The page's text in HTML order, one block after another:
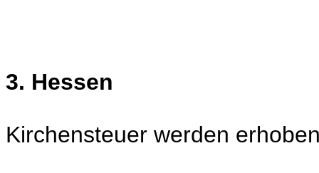
3. Hessen
Kirchensteuer werden